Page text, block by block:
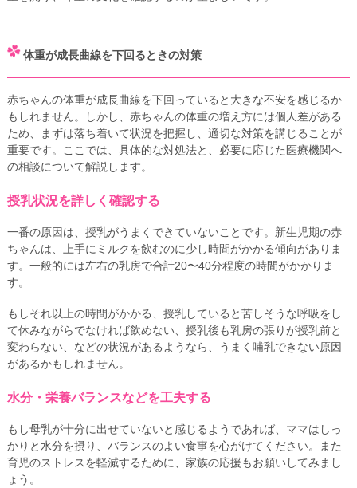
体重が成長曲線を下回るときの対策
赤ちゃんの体重が成長曲線を下回っていると大きな不安を感じるか
もしれません。しかし、赤ちゃんの体重の増え方には個人差がある
ため、まずは落ち着いて状況を把握し、適切な対策を講じることが
重要です。ここでは、具体的な対処法と、必要に応じた医療機関へ
の相談について解説します。
授乳状況を詳しく確認する
一番の原因は、授乳がうまくできていないことです。新生児期の赤
ちゃんは、上手にミルクを飲むのに少し時間がかかる傾向がありま
す。一般的には左右の乳房で合計20〜40分程度の時間がかかりま
す。
もしそれ以上の時間がかかる、授乳していると苦しそうな呼吸をし
て休みながらでなければ飲めない、授乳後も乳房の張りが授乳前と
変わらない、などの状況があるようなら、うまく哺乳できない原因
があるかもしれません。
水分・栄養バランスなどを工夫する
もし母乳が十分に出せていないと感じるようであれば、ママはしっ
かりと水分を摂り、バランスのよい食事を心がけてください。また
育児のストレスを軽減するために、家族の応援もお願いしてみまし
ょう。